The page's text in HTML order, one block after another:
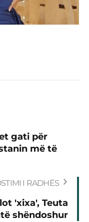
gati për
më të
I RADHËS
'xixa', Teuta
shëndoshur